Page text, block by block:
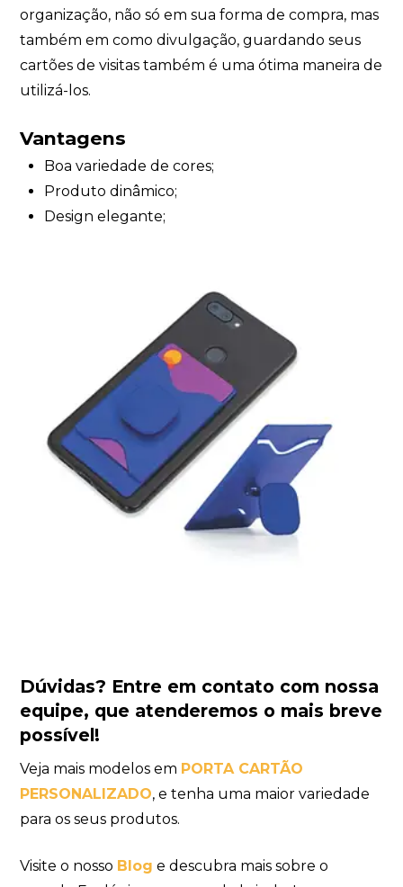
organização, não só em sua forma de compra, mas
também em como divulgação, guardando seus
cartões de visitas também é uma ótima maneira de
utilizá-los.
Vantagens
Boa variedade de cores;
Produto dinâmico;
Design elegante;
Dúvidas? Entre em contato com nossa
equipe, que atenderemos o mais breve
possível!
Veja mais modelos em PORTA CARTÃO
PERSONALIZADO, e tenha uma maior variedade
para os seus produtos.
Visite o nosso Blog e descubra mais sobre o